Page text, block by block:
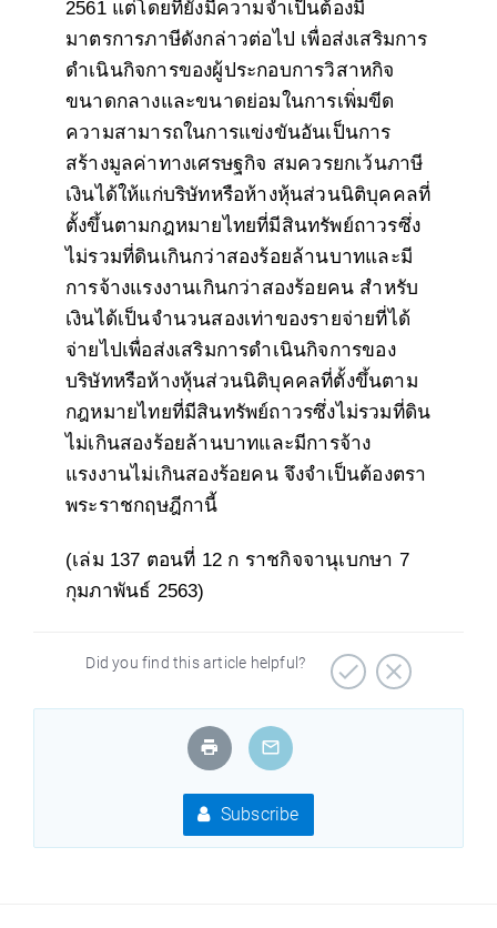
2561 แต่โดยที่ยังมีความจำเป็นต้องมี
มาตรการภาษีดังกล่าวต่อไป เพื่อส่งเสริมการ
ดำเนินกิจการของผู้ประกอบการวิสาหกิจ
ขนาดกลางและขนาดย่อมในการเพิ่มขีด
ความสามารถในการแข่งขันอันเป็นการ
สร้างมูลค่าทางเศรษฐกิจ สมควรยกเว้นภาษี
เงินได้ให้แก่บริษัทหรือห้างหุ้นส่วนนิติบุคคลที่
ตั้งขึ้นตามกฎหมายไทยที่มีสินทรัพย์ถาวรซึ่ง
ไม่รวมที่ดินเกินกว่าสองร้อยล้านบาทและมี
การจ้างแรงงานเกินกว่าสองร้อยคน สำหรับ
เงินได้เป็นจำนวนสองเท่าของรายจ่ายที่ได้
จ่ายไปเพื่อส่งเสริมการดำเนินกิจการของ
บริษัทหรือห้างหุ้นส่วนนิติบุคคลที่ตั้งขึ้นตาม
กฎหมายไทยที่มีสินทรัพย์ถาวรซึ่งไม่รวมที่ดิน
ไม่เกินสองร้อยล้านบาทและมีการจ้าง
แรงงานไม่เกินสองร้อยคน จึงจำเป็นต้องตรา
พระราชกฤษฎีกานี้
(เล่ม 137 ตอนที่ 12 ก ราชกิจจานุเบกษา 7
กุมภาพันธ์ 2563)
Did you find this article helpful?
Subscribe